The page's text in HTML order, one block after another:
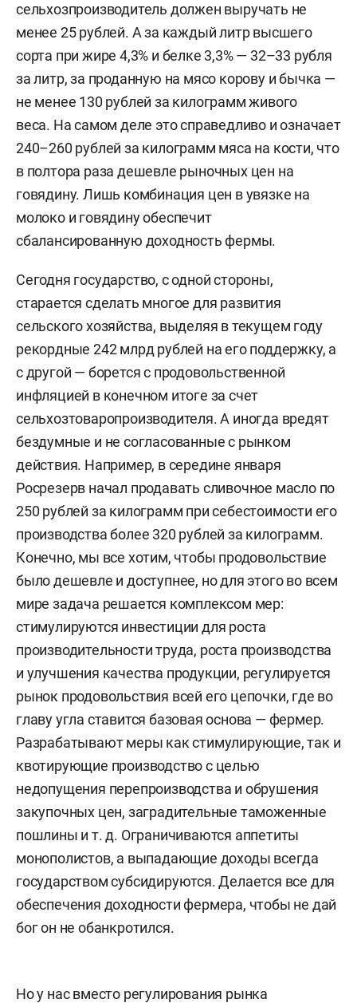
сельхозпроизводитель должен выручать не
менее 25 рублей. А за каждый литр высшего
сорта при жире 4,3% и белке 3,3% — 32–33 рубля
за литр, за проданную на мясо корову и бычка —
не менее 130 рублей за килограмм живого
веса. На самом деле это справедливо и означает
240–260 рублей за килограмм мяса на кости, что
в полтора раза дешевле рыночных цен на
говядину. Лишь комбинация цен в увязке на
молоко и говядину обеспечит
сбалансированную доходность фермы.
Сегодня государство, с одной стороны,
старается сделать многое для развития
сельского хозяйства, выделяя в текущем году
рекордные 242 млрд рублей на его поддержку, а
с другой — борется с продовольственной
инфляцией в конечном итоге за счет
сельхозтоваропроизводителя. А иногда вредят
бездумные и не согласованные с рынком
действия. Например, в середине января
Росрезерв начал продавать сливочное масло по
250 рублей за килограмм при себестоимости его
производства более 320 рублей за килограмм.
Конечно, мы все хотим, чтобы продовольствие
было дешевле и доступнее, но для этого во всем
мире задача решается комплексом мер:
стимулируются инвестиции для роста
производительности труда, роста производства
и улучшения качества продукции, регулируется
рынок продовольствия всей его цепочки, где во
главу угла ставится базовая основа — фермер.
Разрабатывают меры как стимулирующие, так и
квотирующие производство с целью
недопущения перепроизводства и обрушения
закупочных цен, заградительные таможенные
пошлины и т. д. Ограничиваются аппетиты
монополистов, а выпадающие доходы всегда
государством субсидируются. Делается все для
обеспечения доходности фермера, чтобы не дай
бог он не обанкротился.
Но у нас вместо регулирования рынка